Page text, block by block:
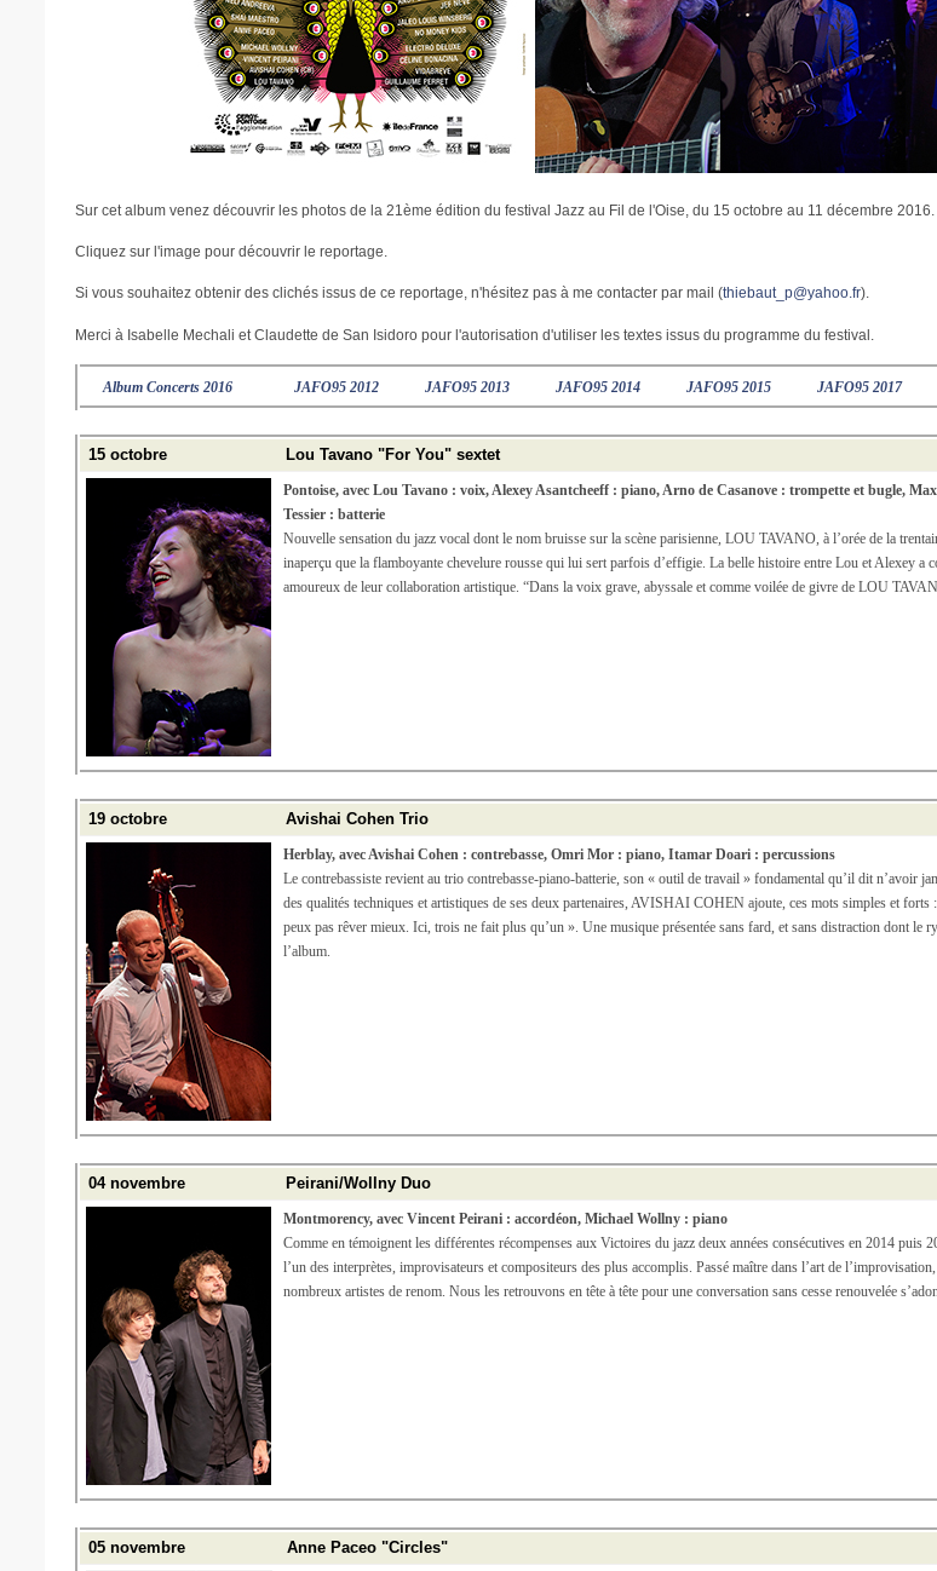
Sur cet album venez découvrir les photos de la 21ème édition du festival Jazz au Fil de l'Oise, du 15 octobre au 11 décembre 2016.
Cliquez sur l'image pour découvrir le reportage.
Si vous souhaitez obtenir des clichés issus de ce reportage, n'hésitez pas à me contacter par mail (thiebaut_p@yahoo.fr).
Merci à Isabelle Mechali et Claudette de San Isidoro pour l'autorisation d'utiliser les textes issus du programme du festival.
Album Concerts 2016 JAFO95 2012 JAFO95 2013 JAFO95 2014 JAFO95 2015 JAFO95 2017
15 octobre Lou Tavano "For You" sextet
Pontoise, avec Lou Tavano : voix, Alexey Asantcheeff : piano, Arno de Casanove : trompette et bugle,
Tessier : batterie
Nouvelle sensation du jazz vocal dont le nom bruisse sur la scène parisienne, LOU TAVANO, à l’orée de la
inaperçu que la flamboyante chevelure rousse qui lui sert parfois d’effigie. La belle histoire entre Lou et Alexey
amoureux de leur collaboration artistique. “Dans la voix grave, abyssale et comme voilée de givre de LOU
19 octobre Avishai Cohen Trio
Herblay, avec Avishai Cohen : contrebasse, Omri Mor : piano, Itamar Doari : percussions
Le contrebassiste revient au trio contrebasse-piano-batterie, son « outil de travail » fondamental qu’il dit n’avoir
des qualités techniques et artistiques de ses deux partenaires, AVISHAI COHEN ajoute, ces mots simples et
peux pas rêver mieux. Ici, trois ne fait plus qu’un ». Une musique présentée sans fard, et sans distraction dont
l’album.
04 novembre Peirani/Wollny Duo
Montmorency, avec Vincent Peirani : accordéon, Michael Wollny : piano
Comme en témoignent les différentes récompenses aux Victoires du jazz deux années consécutives en 2014
l’un des interprètes, improvisateurs et compositeurs des plus accomplis. Passé maître dans l’art de
nombreux artistes de renom. Nous les retrouvons en tête à tête pour une conversation sans cesse renouvelée
05 novembre Anne Paceo "Circles"